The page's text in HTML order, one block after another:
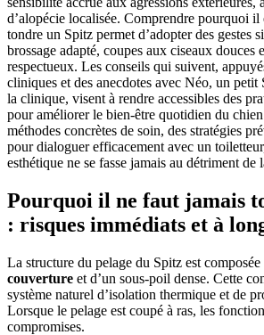
d’alopécie localisée. Comprendre pourquoi il
tondre un Spitz permet d’adopter des gestes
brossage adapté, coupes aux ciseaux douces
respectueux. Les conseils qui suivent,
cliniques et des anecdotes avec Néo, un
la clinique, visent à rendre accessibles des
pour améliorer le bien-être quotidien du
méthodes concrètes de soin, des stratégies
pour dialoguer efficacement avec un
esthétique ne se fasse jamais au détriment de
Pourquoi il ne faut jamais
: risques immédiats et à
La structure du pelage du Spitz est composée
couverture et d’un sous-poil dense. Cette
système naturel d’isolation thermique et de
Lorsque le pelage est coupé à ras, les
compromises.